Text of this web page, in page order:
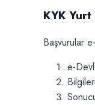
KYK Yurt
Başvurular
e-